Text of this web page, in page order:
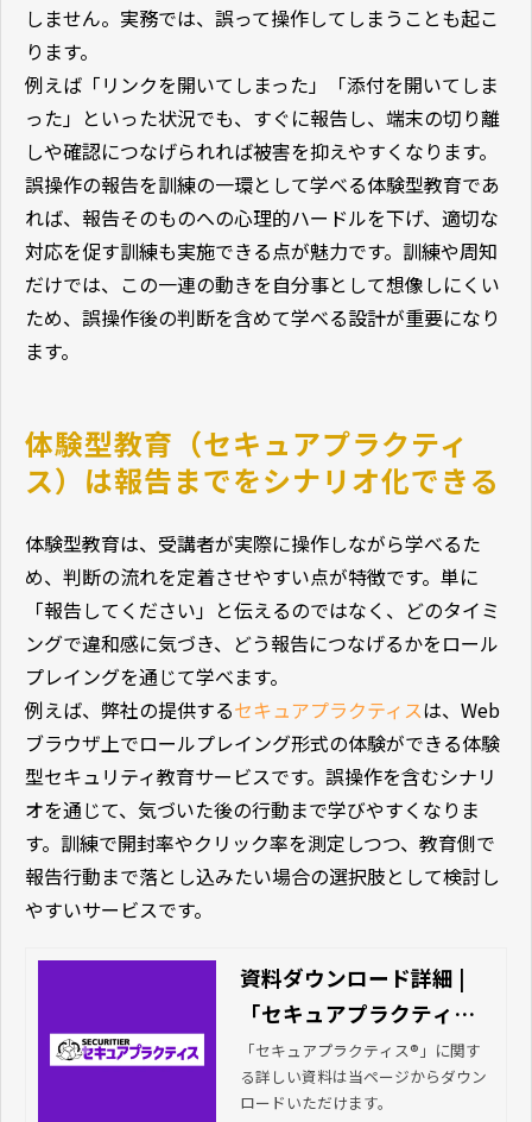
しません。実務では、誤って操作してしまうことも起こ
ります。
例えば「リンクを開いてしまった」「添付を開いてしま
った」といった状況でも、すぐに報告し、端末の切り離
しや確認につなげられれば被害を抑えやすくなります。
誤操作の報告を訓練の一環として学べる体験型教育であ
れば、報告そのものへの心理的ハードルを下げ、適切な
対応を促す訓練も実施できる点が魅力です。訓練や周知
だけでは、この一連の動きを自分事として想像しにくい
ため、誤操作後の判断を含めて学べる設計が重要になり
ます。
体験型教育（セキュアプラクティ
ス）は報告までをシナリオ化できる
体験型教育は、受講者が実際に操作しながら学べるた
め、判断の流れを定着させやすい点が特徴です。単に
「報告してください」と伝えるのではなく、どのタイミ
ングで違和感に気づき、どう報告につなげるかをロール
プレイングを通じて学べます。
例えば、弊社の提供するセキュアプラクティスは、Web
ブラウザ上でロールプレイング形式の体験ができる体験
型セキュリティ教育サービスです。誤操作を含むシナリ
オを通じて、気づいた後の行動まで学びやすくなりま
す。訓練で開封率やクリック率を測定しつつ、教育側で
報告行動まで落とし込みたい場合の選択肢として検討し
やすいサービスです。
資料ダウンロード詳細 |
「セキュアプラクティス
®」人数・回数無制限の情
報セキュリティ教育ツー
「セキュアプラクティス®」に関す
る詳しい資料は当ページからダウン
ロードいただけます。